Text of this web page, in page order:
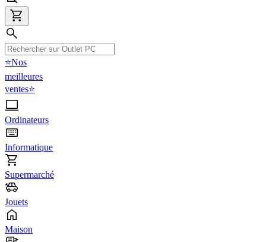
⭐Nos
meilleures
ventes⭐
Ordinateurs
Informatique
Supermarché
Jouets
Maison